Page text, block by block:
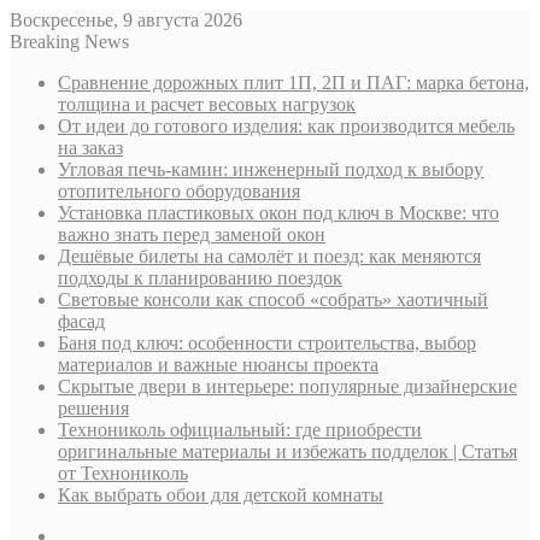
Воскресенье, 9 августа 2026
Breaking News
Сравнение дорожных плит 1П, 2П и ПАГ: марка бетона,
толщина и расчет весовых нагрузок
От идеи до готового изделия: как производится мебель
на заказ
Угловая печь-камин: инженерный подход к выбору
отопительного оборудования
Установка пластиковых окон под ключ в Москве: что
важно знать перед заменой окон
Дешёвые билеты на самолёт и поезд: как меняются
подходы к планированию поездок
Световые консоли как способ «собрать» хаотичный
фасад
Баня под ключ: особенности строительства, выбор
материалов и важные нюансы проекта
Скрытые двери в интерьере: популярные дизайнерские
решения
Технониколь официальный: где приобрести
оригинальные материалы и избежать подделок | Статья
от Технониколь
Как выбрать обои для детской комнаты